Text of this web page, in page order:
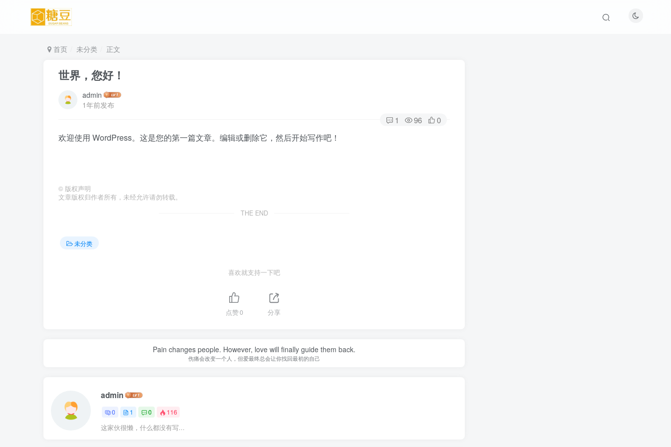
首页 未分类 正文
世界，您好！
admin
1年前发布
1 96 0
欢迎使用 WordPress。这是您的第一篇文章。编辑或删除它，然后开始写作吧！
© 版权声明
文章版权归作者所有，未经允许请勿转载。
THE END
未分类
喜欢就支持一下吧
点赞0 分享
Pain changes people. However, love will finally guide them back.
伤痛会改变一个人，但爱最终总会让你找回最初的自己
admin
0 1 0 116
这家伙很懒，什么都没有写...